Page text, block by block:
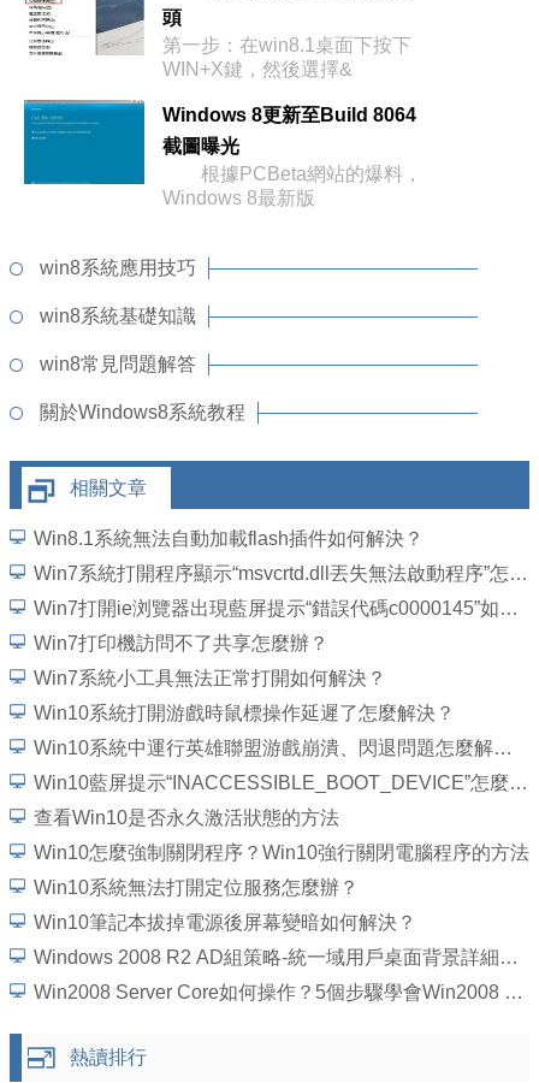
頭
第一步：在win8.1桌面下按下
WIN+X鍵，然後選擇&
Windows 8更新至Build 8064
截圖曝光
根據PCBeta網站的爆料，
Windows 8最新版
win8系統應用技巧
win8系統基礎知識
win8常見問題解答
關於Windows8系統教程
相關文章
Win8.1系統無法自動加載flash插件如何解決？
Win7系統打開程序顯示“msvcrtd.dll丟失無法啟動程序”怎麼解決
Win7打開ie浏覽器出現藍屏提示“錯誤代碼c0000145”如何解決？
Win7打印機訪問不了共享怎麼辦？
Win7系統小工具無法正常打開如何解決？
Win10系統打開游戲時鼠標操作延遲了怎麼解決？
Win10系統中運行英雄聯盟游戲崩潰、閃退問題怎麼解決？
Win10藍屏提示“INACCESSIBLE_BOOT_DEVICE”怎麼處理？
查看Win10是否永久激活狀態的方法
Win10怎麼強制關閉程序？Win10強行關閉電腦程序的方法
Win10系統無法打開定位服務怎麼辦？
Win10筆記本拔掉電源後屏幕變暗如何解決？
Windows 2008 R2 AD組策略-統一域用戶桌面背景詳細圖文教程
Win2008 Server Core如何操作？5個步驟學會Win2008 Server Core操作
熱讀排行